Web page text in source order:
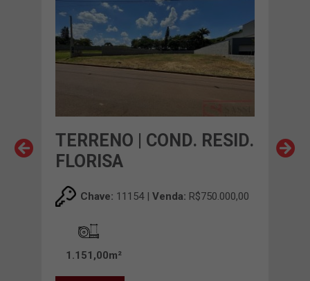
TERRENO | COND. RESID.
FLORISA
Chave: 11154 | Venda: R$750.000,00
1.151,00m²